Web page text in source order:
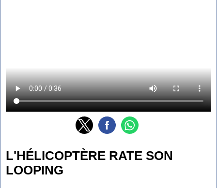
L'HÉLICOPTÈRE RATE SON
LOOPING